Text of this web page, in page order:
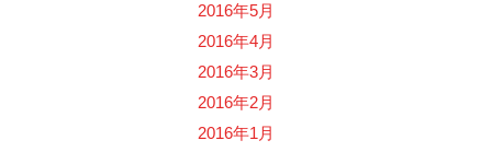
2016年5月
2016年4月
2016年3月
2016年2月
2016年1月